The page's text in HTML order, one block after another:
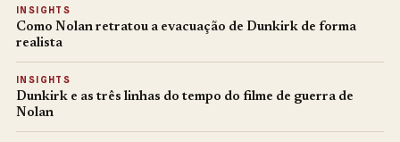
INSIGHTS
Como Nolan retratou a evacuação de Dunkirk de forma
realista
INSIGHTS
Dunkirk e as três linhas do tempo do filme de guerra de
Nolan